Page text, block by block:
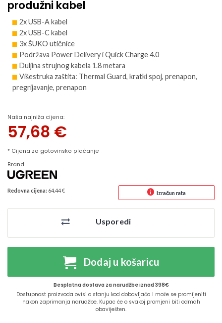
produžni kabel
2x USB-A kabel
2x USB-C kabel
3x ŠUKO utičnice
Podržava Power Delivery i Quick Charge 4.0
Duljina strujnog kabela 1.8 metara
Višestruka zaštita: Thermal Guard, kratki spoj, prenapon,
pregrijavanje, prenapon
Naša najniža cijena:
57,68 €
* Cijena za gotovinsko plaćanje
Brand
Redovna cijena: 64.44 € Izračun rata
Usporedi
Dodaj u košaricu
Besplatna dostava za narudžbe iznad 398€
Dostupnost proizvoda ovisi o stanju kod dobavljača i može se promijeniti
nakon zaprimanja narudžbe. Kupac će o svakoj promjeni biti odmah
obaviješten.